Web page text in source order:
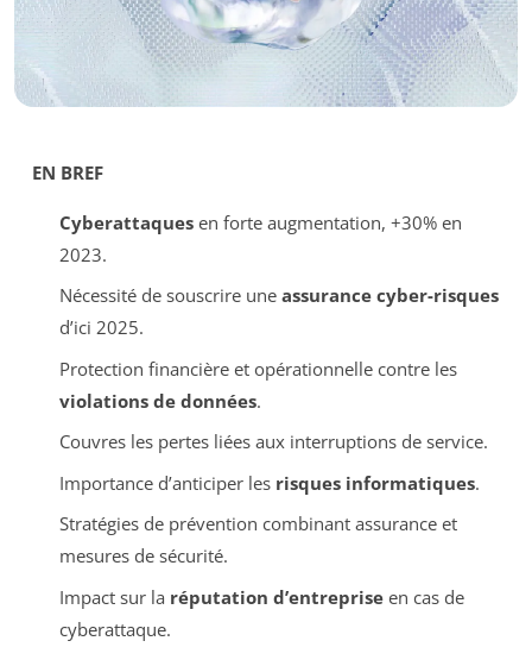
EN BREF
Cyberattaquesen forte augmentation, +30% en
2023.
Nécessité de souscrire une assurance cyber-risques
d’ici 2025.
Protection financière et opérationnelle contre les
violations de données.
Couvres les pertes liées aux interruptions de service.
Importance d’anticiper les risques informatiques.
Stratégies de prévention combinant assurance et
mesures de sécurité.
Impact sur la réputation d’entrepriseen cas de
cyberattaque.